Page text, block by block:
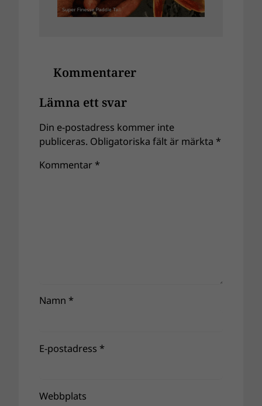
Kommentarer
Lämna ett svar
Din e-postadress kommer inte
publiceras. Obligatoriska fält är märkta *
Kommentar *
Namn *
E-postadress *
Webbplats